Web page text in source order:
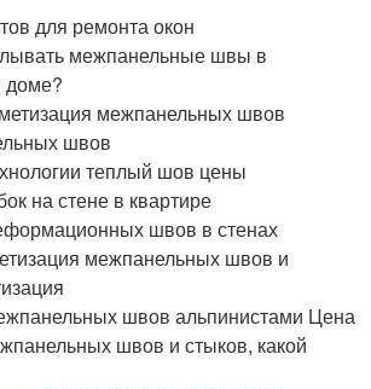
для ремонта окон
межпанельные швы в
доме?
межпанельных швов
швов
теплый шов цены
на стене в квартире
швов в стенах
межпанельных швов и
швов альпинистами Цена
швов и стыков, какой